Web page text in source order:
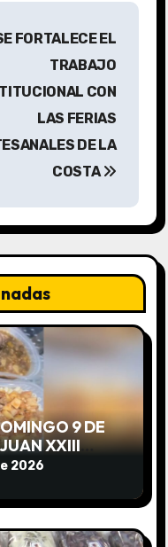
FORTALECE EL
TRABAJO
CON
LAS FERIAS
DE LA
COSTA
9 DE
XXIII
2026